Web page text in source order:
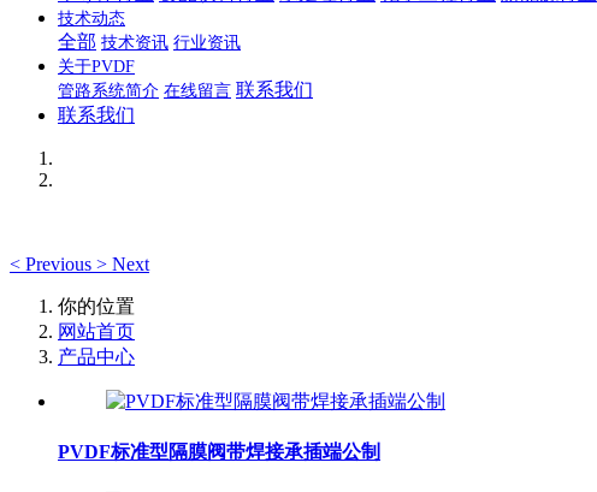
技术动态
全部 技术资讯 行业资讯
关于PVDF
管路系统简介 在线留言 联系我们
联系我们
< Previous > Next
你的位置
网站首页
产品中心
PVDF标准型隔膜阀带焊接承插端公制